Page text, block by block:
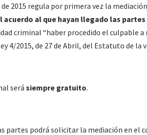
2015 regula por primera vez la
acuerdo al que hayan llegado las
criminal “haber procedido el culpable
4/2015, de 27 de Abril, del Estatuto de la
será siempre gratuito.
partes podrá solicitar la mediación en el